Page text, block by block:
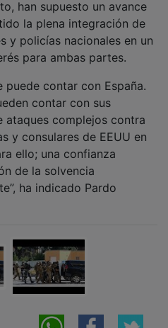
la plena integración de
y policías nacionales en un
para ambas partes.
contar con sus
complejos contra
y consulares de EEUU en
ello; una confianza
de la solvencia
ha indicado Pardo